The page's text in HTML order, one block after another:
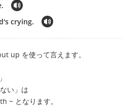
crying.
up を使って言えます。
い」は
となります。